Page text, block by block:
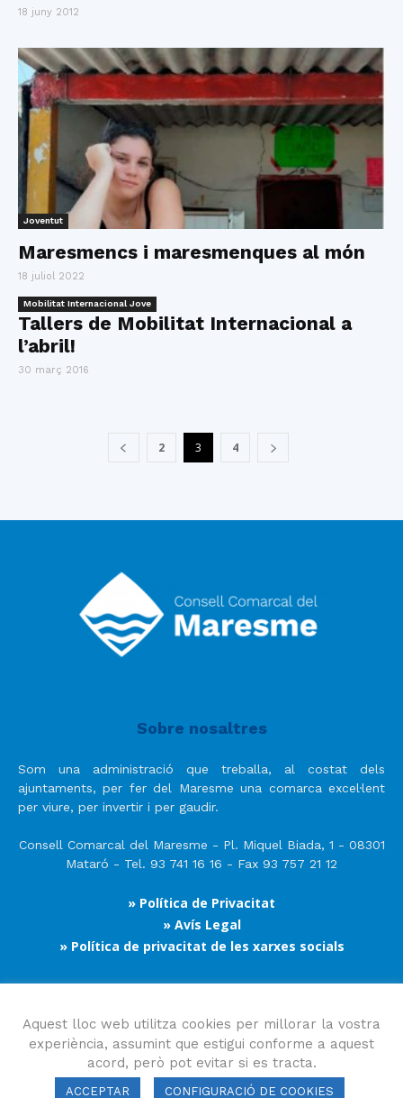
18 juny 2012
Joventut
Maresmencs i maresmenques al món
18 juliol 2022
Mobilitat Internacional Jove
Tallers de Mobilitat Internacional a
l’abril!
30 març 2016
2 3 4
Sobre nosaltres
Som una administració que treballa, al costat dels
ajuntaments, per fer del Maresme una comarca excel·lent
per viure, per invertir i per gaudir.
Consell Comarcal del Maresme - Pl. Miquel Biada, 1 - 08301
Mataró - Tel. 93 741 16 16 - Fax 93 757 21 12
» Política de Privacitat
» Avís Legal
» Política de privacitat de les xarxes socials
Segueix-nos
Aquest lloc web utilitza cookies per millorar la vostra
experiència, assumint que estigui conforme a aquest
acord, però pot evitar si es tracta.
ACCEPTAR CONFIGURACIÓ DE COOKIES